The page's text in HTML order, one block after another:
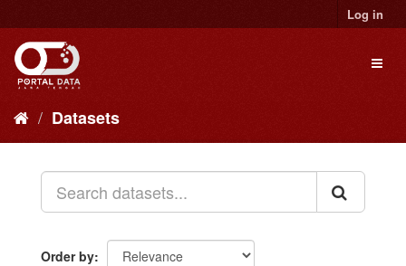
to
content
Log in
Datasets
Order by